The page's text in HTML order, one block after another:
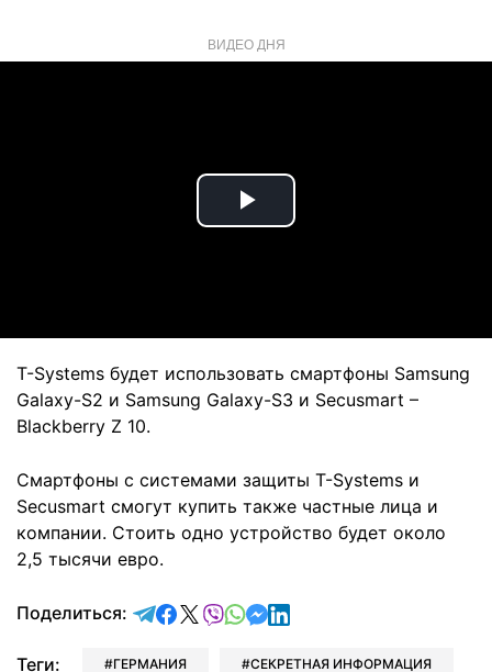
ВИДЕО ДНЯ
Play
T-Systems будет использовать смартфоны Samsung
Galaxy-S2 и Samsung Galaxy-S3 и Secusmart –
Blackberry Z 10.
Смартфоны с системами защиты T-Systems и
Secusmart смогут купить также частные лица и
компании. Стоить одно устройство будет около
2,5 тысячи евро.
Поделиться: отправить в Telegram
поделиться в Facebook
поделиться в X
отправить в Viber
отправить в Whatsapp
отправить в Messenger
отправить в LinkedIn
Теги: ГЕРМАНИЯ СЕКРЕТНАЯ ИНФОРМАЦИЯ